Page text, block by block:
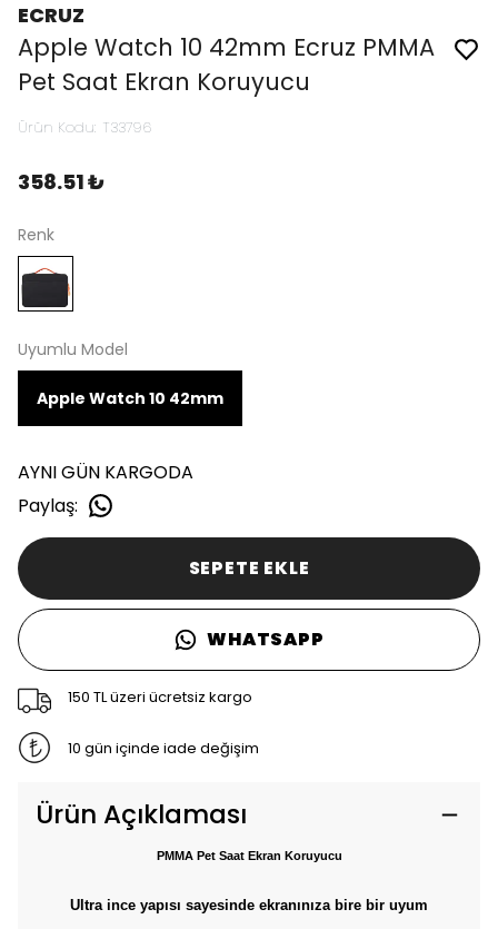
ECRUZ
Apple Watch 10 42mm Ecruz PMMA
Pet Saat Ekran Koruyucu
Ürün Kodu: T33796
358.51 ₺
Renk
Uyumlu Model
Apple Watch 10 42mm
AYNI GÜN KARGODA
Paylaş:
SEPETE EKLE
WHATSAPP
150 TL üzeri ücretsiz kargo
10 gün içinde iade değişim
Ürün Açıklaması
PMMA Pet Saat Ekran Koruyucu
Ultra ince yapısı sayesinde ekranınıza bire bir uyum